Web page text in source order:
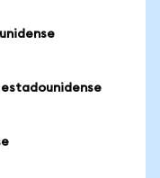
estadounidense